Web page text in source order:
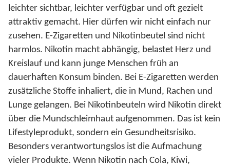
leichter sichtbar, leichter verfügbar und oft gezielt
attraktiv gemacht. Hier dürfen wir nicht einfach nur
zusehen. E-Zigaretten und Nikotinbeutel sind nicht
harmlos. Nikotin macht abhängig, belastet Herz und
Kreislauf und kann junge Menschen früh an
dauerhaften Konsum binden. Bei E-Zigaretten werden
zusätzliche Stoffe inhaliert, die in Mund, Rachen und
Lunge gelangen. Bei Nikotinbeuteln wird Nikotin direkt
über die Mundschleimhaut aufgenommen. Das ist kein
Lifestyleprodukt, sondern ein Gesundheitsrisiko.
Besonders verantwortungslos ist die Aufmachung
vieler Produkte. Wenn Nikotin nach Cola, Kiwi,